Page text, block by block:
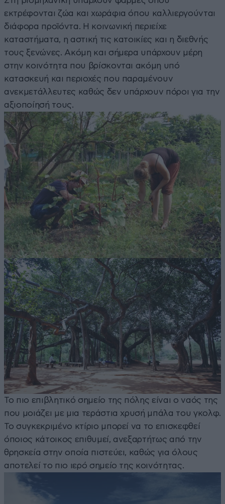
εκτρέφονται ζώα και χωράφια όπου καλλιεργούνται
διάφορα προϊόντα. Η κοινωνική περιείχε
καταστήματα, η αστική τις κατοικίες και η διεθνής
τους ξενώνες. Ακόμη και σήμερα υπάρχουν μέρη
στην κοινότητα που βρίσκονται ακόμη υπό
κατασκευή και περιοχές που παραμένουν
ανεκμετάλλευτες καθώς δεν υπάρχουν πόροι για την
αξιοποίησή τους.
Το πιο επιβλητικό σημείο της πόλης είναι ο ναός της
που μοιάζει με μια τεράστια χρυσή μπάλα του γκολφ.
Το συγκεκριμένο κτίριο μπορεί να το επισκεφθεί
όποιος κάτοικος επιθυμεί, ανεξαρτήτως από την
θρησκεία στην οποία πιστεύει, καθώς για όλους
αποτελεί το πιο ιερό σημείο της κοινότητας.